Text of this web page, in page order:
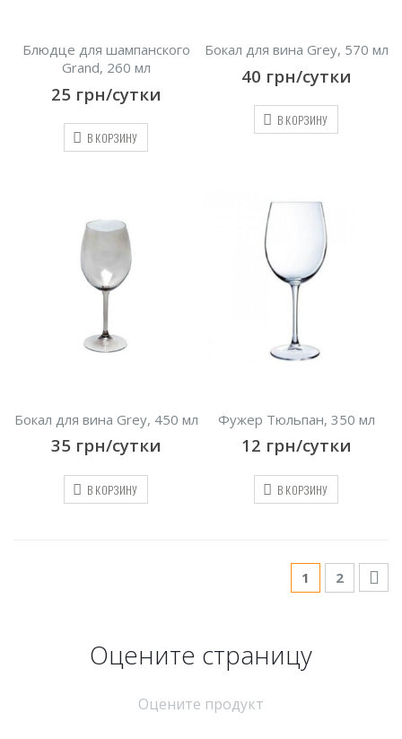
Блюдце для шампанского
Grand, 260 мл
25 грн/сутки
В КОРЗИНУ
Бокал для вина Grey, 570 мл
40 грн/сутки
В КОРЗИНУ
Бокал для вина Grey, 450 мл
35 грн/сутки
В КОРЗИНУ
Фужер Тюльпан, 350 мл
12 грн/сутки
В КОРЗИНУ
1 2
Оцените страницу
Оцените продукт